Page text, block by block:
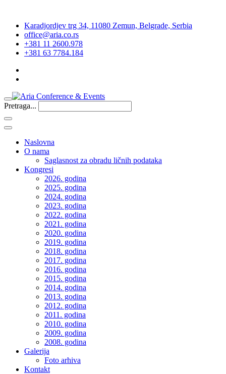
Karadjordjev trg 34, 11080 Zemun, Belgrade, Serbia
office@aria.co.rs
+381 11 2600.978
+381 63 7784.184
Pretraga...
Naslovna
O nama
Saglasnost za obradu ličnih podataka
Kongresi
2026. godina
2025. godina
2024. godina
2023. godina
2022. godina
2021. godina
2020. godina
2019. godina
2018. godina
2017. godina
2016. godina
2015. godina
2014. godina
2013. godina
2012. godina
2011. godina
2010. godina
2009. godina
2008. godina
Galerija
Foto arhiva
Kontakt